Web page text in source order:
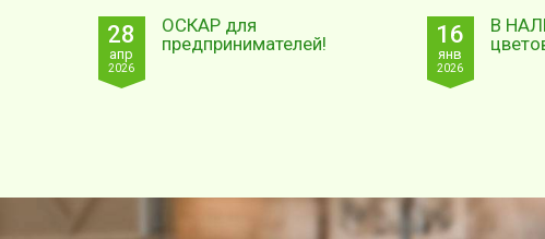
28
апр
2026
ОСКАР для
предпринимателей!
16
янв
2026
В